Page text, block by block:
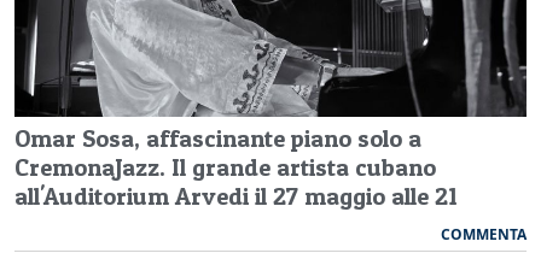
Omar Sosa, affascinante piano solo a
CremonaJazz. Il grande artista cubano
all'Auditorium Arvedi il 27 maggio alle 21
COMMENTA